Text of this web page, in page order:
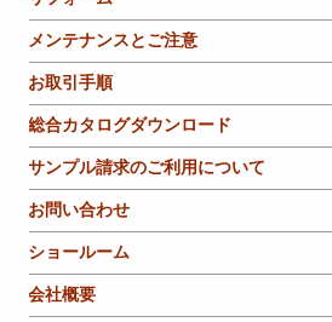
メンテナンスとご注意
お取引手順
総合カタログダウンロード
サンプル請求のご利用について
お問い合わせ
ショールーム
会社概要